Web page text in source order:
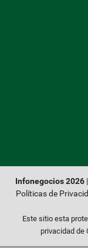
Infonegocios 2026
Políticas de
Este sitio esta
privacidad de